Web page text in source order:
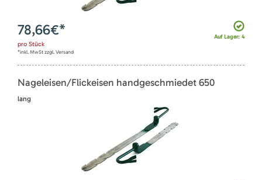
Auf Lager: 4
78,66€*
pro Stück
*inkl. MwSt zzgl. Versand
Nageleisen/Flickeisen handgeschmiedet 650
lang